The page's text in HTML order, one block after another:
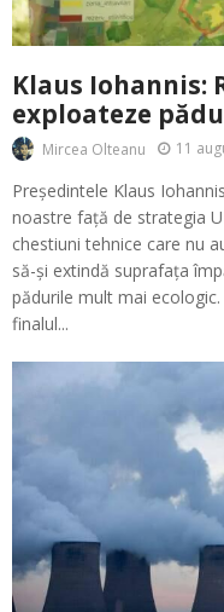
Klaus Iohannis:
exploateze
Mircea Olteanu 11
Președintele Klaus
noastre față de strategia
chestiuni tehnice care nu
să-și extindă suprafața
pădurile mult mai
finalul...